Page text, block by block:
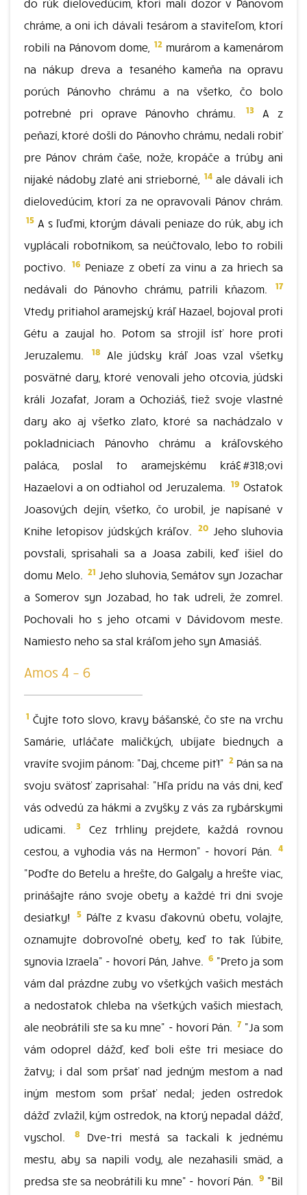
do rúk dielovedúcim, ktorí mali dozor v Pánovom
chráme, a oni ich dávali tesárom a staviteľom, ktorí
robili na Pánovom dome,
12 murárom a kamenárom
na nákup dreva a tesaného kameňa na opravu
porúch Pánovho chrámu a na všetko, čo bolo
potrebné pri oprave Pánovho chrámu.
13
A z
peňazí, ktoré došli do Pánovho chrámu, nedali robiť
pre Pánov chrám čaše, nože, kropáče a trúby ani
nijaké nádoby zlaté ani strieborné,
14 ale dávali ich
dielovedúcim, ktorí za ne opravovali Pánov chrám.
15 A s ľuďmi, ktorým dávali peniaze do rúk, aby ich
vyplácali robotníkom, sa neúčtovalo, lebo to robili
poctivo.
16 Peniaze z obetí za vinu a za hriech sa
nedávali do Pánovho chrámu, patrili kňazom.
17
Vtedy pritiahol aramejský kráľ Hazael, bojoval proti
Gétu a zaujal ho. Potom sa strojil ísť hore proti
Jeruzalemu.
18
Ale júdsky kráľ Joas vzal všetky
posvätné dary, ktoré venovali jeho otcovia, júdski
králi Jozafat, Joram a Ochoziáš, tiež svoje vlastné
dary ako aj všetko zlato, ktoré sa nachádzalo v
pokladniciach Pánovho chrámu a kráľovského
paláca, poslal to aramejskému krá&#318;ovi
Hazaelovi a on odtiahol od Jeruzalema. 19 Ostatok
Joasových dejín, všetko, čo urobil, je napísané v
Knihe letopisov júdských kráľov.
20 Jeho sluhovia
povstali, sprisahali sa a Joasa zabili, keď išiel do
domu Melo. 21 Jeho sluhovia, Semátov syn Jozachar
a Somerov syn Jozabad, ho tak udreli, že zomrel.
Pochovali ho s jeho otcami v Dávidovom meste.
Namiesto neho sa stal kráľom jeho syn Amasiáš.
Amos 4 – 6
1 Čujte toto slovo, kravy bášanské, čo ste na vrchu
Samárie, utláčate maličkých, ubíjate biednych a
vravíte svojim pánom: "Daj, chceme piť!" 2Pán sa na
svoju svätosť zaprisahal: "Hľa prídu na vás dni, keď
vás odvedú za hákmi a zvyšky z vás za rybárskymi
udicami.
3Cez trhliny prejdete, každá rovnou
cestou, a vyhodia vás na Hermon" - hovorí Pán. 4
"Poďte do Betelu a hrešte, do Galgaly a hrešte viac,
prinášajte ráno svoje obety a každé tri dni svoje
desiatky!
5Páľte z kvasu ďakovnú obetu, volajte,
oznamujte dobrovoľné obety, keď to tak ľúbite,
synovia Izraela" - hovorí Pán, Jahve. 6 "Preto ja som
vám dal prázdne zuby vo všetkých vašich mestách
a nedostatok chleba na všetkých vašich miestach,
ale neobrátili ste sa ku mne" - hovorí Pán. 7 "Ja som
vám odoprel dážď, keď boli ešte tri mesiace do
žatvy; i dal som pršať nad jedným mestom a nad
iným mestom som pršať nedal; jeden ostredok
dážď zvlažil, kým ostredok, na ktorý nepadal dážď,
vyschol.
8
Dve-tri mestá sa tackali k jednému
mestu, aby sa napili vody, ale nezahasili smäd, a
predsa ste sa neobrátili ku mne" - hovorí Pán. 9 "Bil